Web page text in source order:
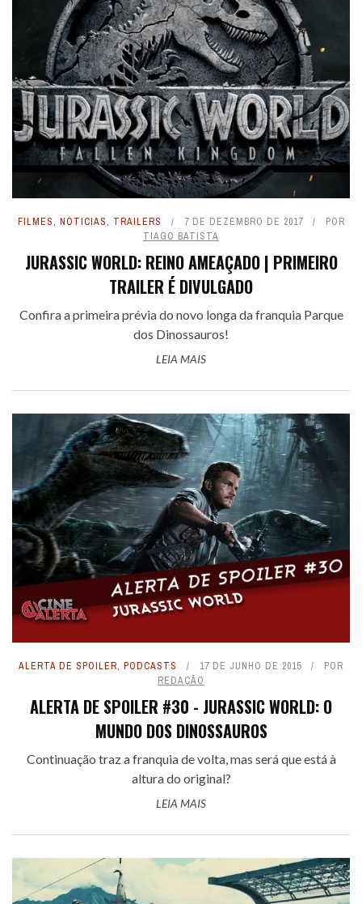
FILMES, NOTICIAS, TRAILERS 7 DE DEZEMBRO DE 2017
POR
TIAGO BATISTA
JURASSIC WORLD: REINO AMEAÇADO | PRIMEIRO
TRAILER É DIVULGADO
Confira a primeira prévia do novo longa da franquia Parque
dos Dinossauros!
LEIA MAIS
ALERTA DE SPOILER, PODCASTS 17 DE JUNHO DE 2015
POR
REDAÇÃO
ALERTA DE SPOILER #30 - JURASSIC WORLD: O
MUNDO DOS DINOSSAUROS
Continuação traz a franquia de volta, mas será que está à
altura do original?
LEIA MAIS